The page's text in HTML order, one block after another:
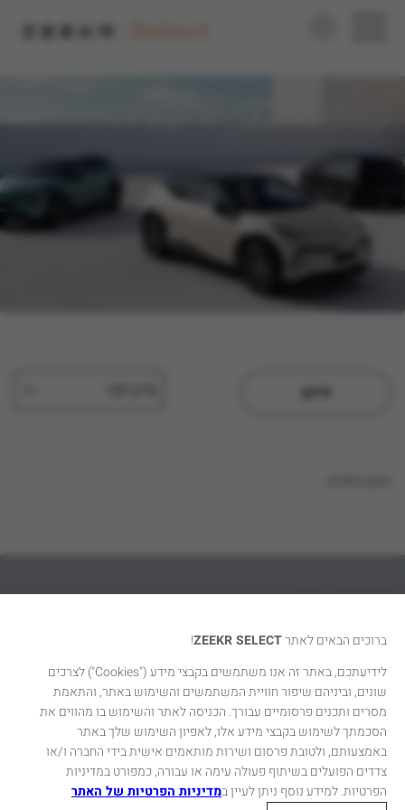
קטלוג רכבי יד שניה
אודות
יצירת קשר
ברוכים הבאים לאתרZEEKR SELECT
!
לידיעתכם, באתר זה אנו משתמשים בקבצי מידע("Cookies")לצרכים
שונים, וביניהם שיפור חוויית המשתמשים והשימוש באתר, והתאמת
מסרים ותכנים פרסומיים עבורך. הכניסה לאתר והשימוש בו מהווים את
הסכמתך לשימוש בקבצי מידע אלו, לאפיון השימוש שלך באתר
באמצעותם, ולטובת פרסום ושירות מותאמים אישית בידי החברה ו/או
צדדים הפועלים בשיתוף פעולה עימה או עבורה, כמפורט במדיניות
הפרטיות. למידע נוסף ניתן לעיין במדיניות הפרטיות של האתר